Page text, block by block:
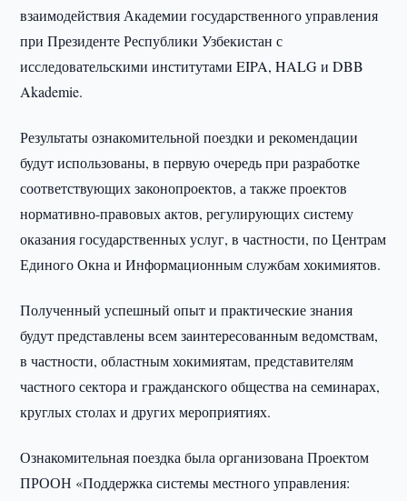
взаимодействия Академии государственного управления
при Президенте Республики Узбекистан с
исследовательскими институтами EIPA, HALG и DBB
Akademie.
Результаты ознакомительной поездки и рекомендации
будут использованы, в первую очередь при разработке
соответствующих законопроектов, а также проектов
нормативно-правовых актов, регулирующих систему
оказания государственных услуг, в частности, по Центрам
Единого Окна и Информационным службам хокимиятов.
Полученный успешный опыт и практические знания
будут представлены всем заинтересованным ведомствам,
в частности, областным хокимиятам, представителям
частного сектора и гражданского общества на семинарах,
круглых столах и других мероприятиях.
Ознакомительная поездка была организована Проектом
ПРООН «Поддержка системы местного управления: